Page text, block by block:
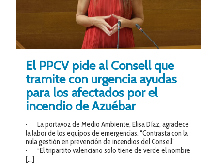
El PPCV pide al Consell que
tramite con urgencia ayudas
para los afectados por el
incendio de Azuébar
· La portavoz de Medio Ambiente, Elisa Díaz, agradece
la labor de los equipos de emergencias. “Contrasta con la
nula gestión en prevención de incendios del Consell”
· “El tripartito valenciano solo tiene de verde el nombre
[…]